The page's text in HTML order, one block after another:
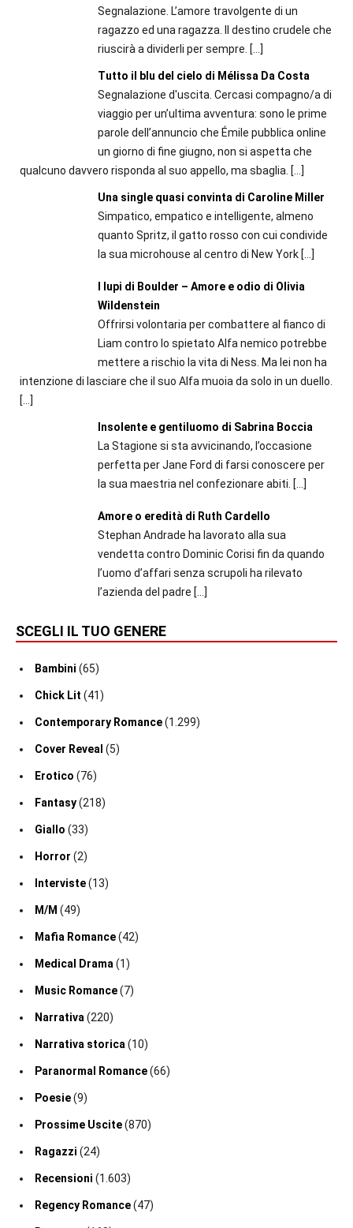
Segnalazione. L’amore travolgente di un
ragazzo ed una ragazza. Il destino crudele che
riuscirà a dividerli per sempre. […]
Tutto il blu del cielo di Mélissa Da Costa
Segnalazione d'uscita. Cercasi compagno/a di
viaggio per un’ultima avventura: sono le prime
parole dell’annuncio che Émile pubblica online
un giorno di fine giugno, non si aspetta che
qualcuno davvero risponda al suo appello, ma sbaglia. […]
Una single quasi convinta di Caroline Miller
Simpatico, empatico e intelligente, almeno
quanto Spritz, il gatto rosso con cui condivide
la sua microhouse al centro di New York[…]
I lupi di Boulder – Amore e odio di Olivia
Wildenstein
Offrirsi volontaria per combattere al fianco di
Liam contro lo spietato Alfa nemico potrebbe
mettere a rischio la vita di Ness. Ma lei non ha
intenzione di lasciare che il suo Alfa muoia da solo in un duello.
[…]
Insolente e gentiluomo di Sabrina Boccia
La Stagione si sta avvicinando, l’occasione
perfetta per Jane Ford di farsi conoscere per
la sua maestria nel confezionare abiti. […]
Amore o eredità di Ruth Cardello
Stephan Andrade ha lavorato alla sua
vendetta contro Dominic Corisi fin da quando
l’uomo d’affari senza scrupoli ha rilevato
l’azienda del padre […]
SCEGLI IL TUO GENERE
Bambini (65)
Chick Lit (41)
Contemporary Romance(1.299)
Cover Reveal (5)
Erotico (76)
Fantasy(218)
Giallo (33)
Horror (2)
Interviste(13)
M/M (49)
Mafia Romance(42)
Medical Drama (1)
Music Romance(7)
Narrativa (220)
Narrativa storica (10)
Paranormal Romance(66)
Poesie(9)
Prossime Uscite(870)
Ragazzi (24)
Recensioni (1.603)
Regency Romance(47)